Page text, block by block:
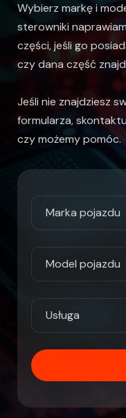
Wybierz markę i
sterowniki
części, jeśli go
czy dana część
Jeśli nie znajdziesz
formularza,
czy możemy pomóc.